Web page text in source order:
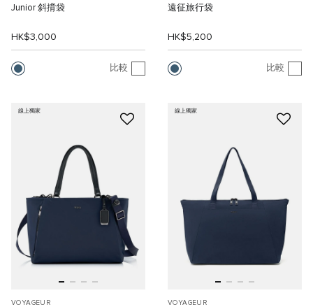
Junior 斜揹袋
HK$3,000
比較
遠征旅行袋
HK$5,200
比較
線上獨家
VOYAGEUR
線上獨家
VOYAGEUR